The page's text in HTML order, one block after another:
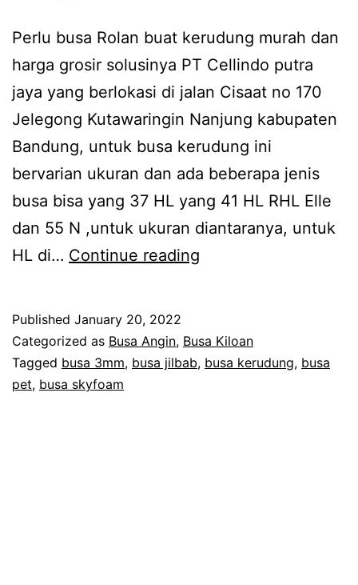
Perlu busa Rolan buat kerudung murah dan
harga grosir solusinya PT Cellindo putra
jaya yang berlokasi di jalan Cisaat no 170
Jelegong Kutawaringin Nanjung kabupaten
Bandung, untuk busa kerudung ini
bervarian ukuran dan ada beberapa jenis
busa bisa yang 37 HL yang 41 HL RHL Elle
dan 55 N ,untuk ukuran diantaranya, untuk
HL di… Continue reading
Tebal
2
Published January 20, 2022
Categorized as Busa Angin, Busa Kiloan
Tagged busa 3mm, busa jilbab, busa kerudung, busa
pet, busa skyfoam